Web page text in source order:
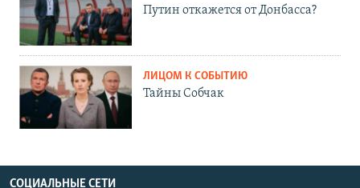
Путин откажется от Донбасса?
ЛИЦОМ К СОБЫТИЮ
Тайны Собчак
СОЦИАЛЬНЫЕ СЕТИ